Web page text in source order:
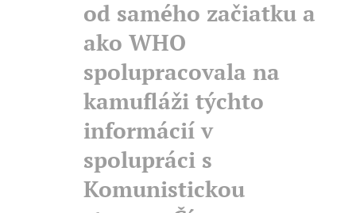
od samého začiatku a
ako WHO
spolupracovala na
kamufláži týchto
informácií v
spolupráci s
Komunistickou